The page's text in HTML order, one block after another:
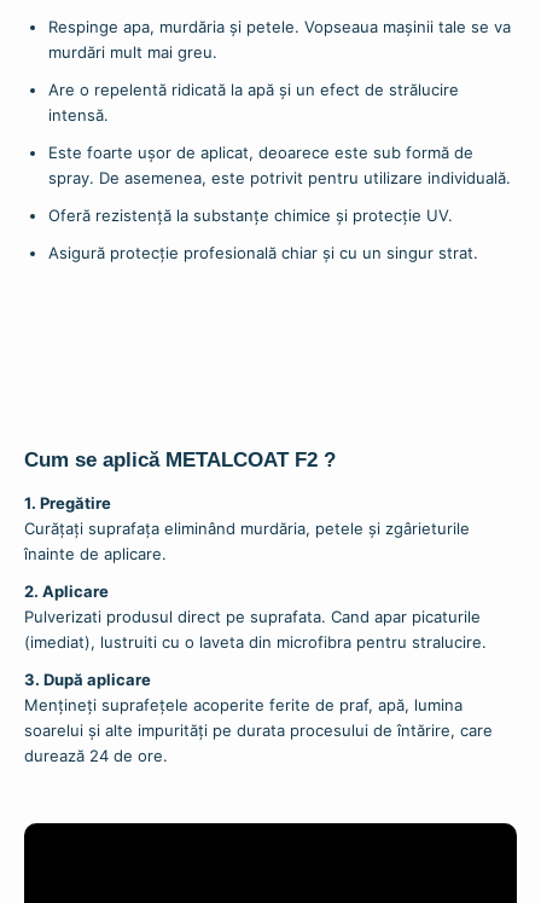
Respinge apa, murdăria și petele. Vopseaua mașinii tale se va
murdări mult mai greu.
Are o repelentă ridicată la apă și un efect de strălucire
intensă.
Este foarte ușor de aplicat, deoarece este sub formă de
spray. De asemenea, este potrivit pentru utilizare individuală.
Oferă rezistență la substanțe chimice și protecție UV.
Asigură protecție profesională chiar și cu un singur strat.
Cum se aplică METALCOAT F2 ?
1. Pregătire
Curățați suprafața eliminând murdăria, petele și zgârieturile
înainte de aplicare.
2. Aplicare
Pulverizati produsul direct pe suprafata. Cand apar picaturile
(imediat), lustruiti cu o laveta din microfibra pentru stralucire.
3. După aplicare
Mențineți suprafețele acoperite ferite de praf, apă, lumina
soarelui și alte impurități pe durata procesului de întărire, care
durează 24 de ore.